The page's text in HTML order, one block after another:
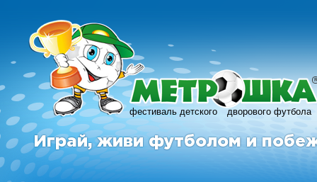
фестиваль детского дворового футбола
R
Играй, живи футболом и